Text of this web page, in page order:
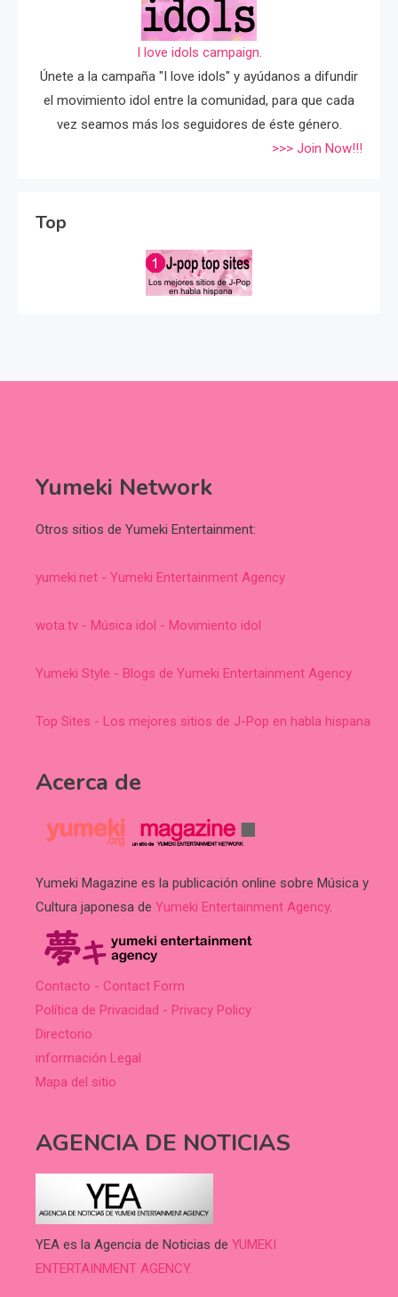
I love idols campaign.
Únete a la campaña "I love idols" y ayúdanos a difundir
el movimiento idol entre la comunidad, para que cada
vez seamos más los seguidores de éste género.
>>> Join Now!!!
Top
Yumeki Network
Otros sitios de Yumeki Entertainment:
yumeki.net - Yumeki Entertainment Agency
wota.tv - Música idol - Movimiento idol
Yumeki Style - Blogs de Yumeki Entertainment Agency
Top Sites - Los mejores sitios de J-Pop en habla hispana
Acerca de
Yumeki Magazine es la publicación online sobre Música y
Cultura japonesa de Yumeki Entertainment Agency.
Contacto - Contact Form
Política de Privacidad - Privacy Policy
Directorio
información Legal
Mapa del sitio
AGENCIA DE NOTICIAS
YEA es la Agencia de Noticias de YUMEKI
ENTERTAINMENT AGENCY.